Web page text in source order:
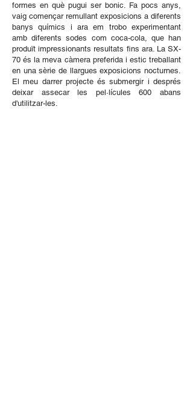
formes en què pugui ser bonic. Fa pocs anys,
vaig començar remullant exposicions a diferents
banys químics i ara em trobo experimentant
amb diferents sodes com coca-cola, que han
produït impressionants resultats fins ara. La SX-
70 és la meva càmera preferida i estic treballant
en una sèrie de llargues exposicions nocturnes.
El meu darrer projecte és submergir i després
deixar assecar les pel·lícules 600 abans
d'utilitzar-les.